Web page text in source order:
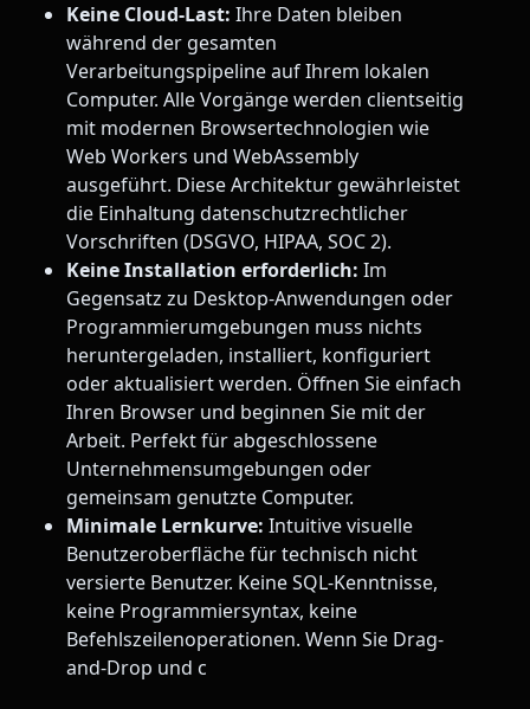
Keine Cloud-Last: Ihre Daten bleiben
während der gesamten
Verarbeitungspipeline auf Ihrem lokalen
Computer. Alle Vorgänge werden clientseitig
mit modernen Browsertechnologien wie
Web Workers und WebAssembly
ausgeführt. Diese Architektur gewährleistet
die Einhaltung datenschutzrechtlicher
Vorschriften (DSGVO, HIPAA, SOC 2).
Keine Installation erforderlich: Im
Gegensatz zu Desktop-Anwendungen oder
Programmierumgebungen muss nichts
heruntergeladen, installiert, konfiguriert
oder aktualisiert werden. Öffnen Sie einfach
Ihren Browser und beginnen Sie mit der
Arbeit. Perfekt für abgeschlossene
Unternehmensumgebungen oder
gemeinsam genutzte Computer.
Minimale Lernkurve: Intuitive visuelle
Benutzeroberfläche für technisch nicht
versierte Benutzer. Keine SQL-Kenntnisse,
keine Programmiersyntax, keine
Befehlszeilenoperationen. Wenn Sie Drag-
and-Drop und c